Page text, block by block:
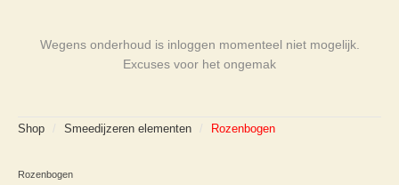
Wegens onderhoud is inloggen momenteel niet mogelijk.
Excuses voor het ongemak
Shop Smeedijzeren elementen Rozenbogen
Rozenbogen